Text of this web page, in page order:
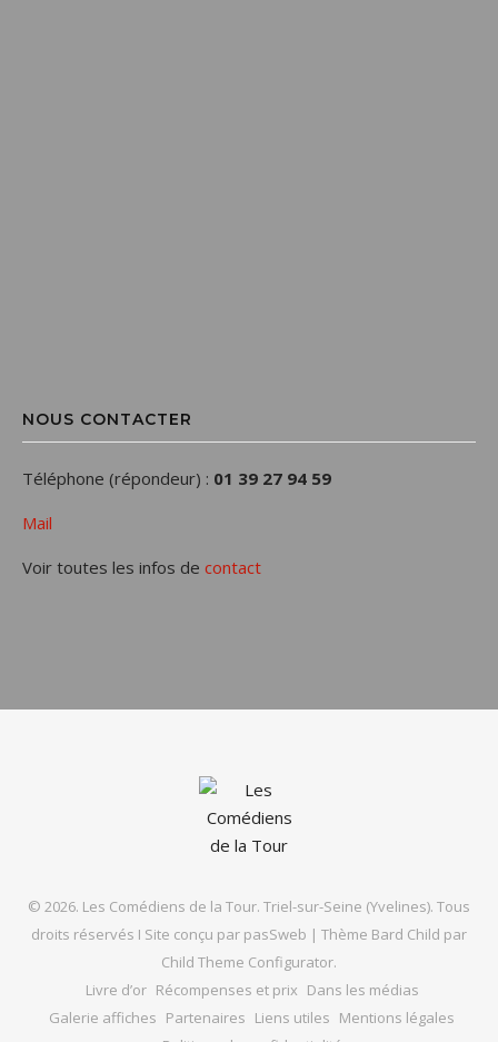
NOUS CONTACTER
Téléphone (répondeur) : 01 39 27 94 59
Mail
Voir toutes les infos de contact
© 2026. Les Comédiens de la Tour. Triel-sur-Seine (Yvelines). Tous
droits réservés I Site conçu par pasSweb | Thème Bard Child par
Child Theme Configurator.
Livre d’or Récompenses et prix Dans les médias
Galerie affiches Partenaires Liens utiles Mentions légales